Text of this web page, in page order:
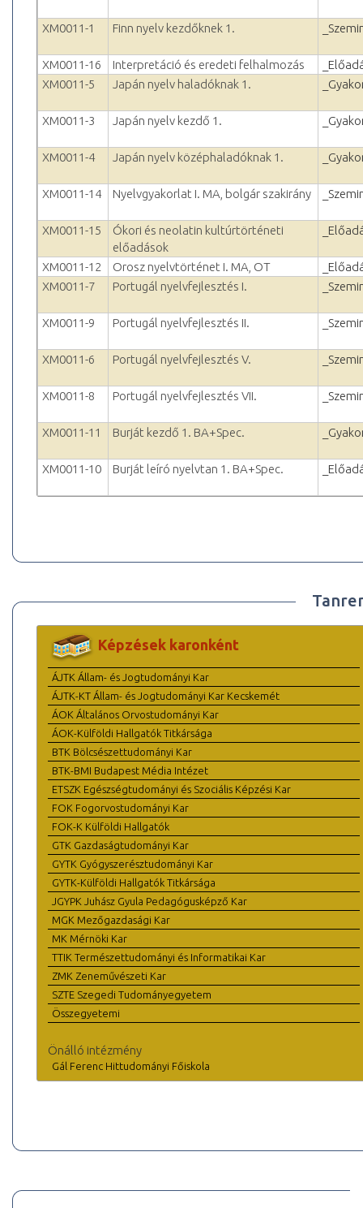
XM0011-1 Finn nyelv kezdőknek 1.
XM0011-16 Interpretáció és eredeti felhalmozás
XM0011-5
Japán nyelv haladóknak 1.
XM0011-3 Japán nyelv kezdő 1.
XM0011-4 Japán nyelv középhaladóknak 1.
XM0011-14 Nyelvgyakorlat I. MA, bolgár szakirány
XM0011-15
Ókori és neolatin kultúrtörténeti
előadások
XM0011-12 Orosz nyelvtörténet I. MA, OT
XM0011-7
Portugál nyelvfejlesztés I.
XM0011-9 Portugál nyelvfejlesztés II.
XM0011-6 Portugál nyelvfejlesztés V.
XM0011-8 Portugál nyelvfejlesztés VII.
XM0011-11 Burját kezdő 1. BA+Spec.
XM0011-10 Burját leíró nyelvtan 1. BA+Spec.
Képzések karonként
ÁJTK Állam- és Jogtudományi Kar
ÁJTK-KT Állam- és Jogtudományi Kar Kecskemét
ÁOK Általános Orvostudományi Kar
ÁOK-Külföldi Hallgatók Titkársága
BTK Bölcsészettudományi Kar
BTK-BMI Budapest Média Intézet
ETSZK Egészségtudományi és Szociális Képzési Kar
FOK Fogorvostudományi Kar
FOK-K Külföldi Hallgatók
GTK Gazdaságtudományi Kar
GYTK Gyógyszerésztudományi Kar
GYTK-Külföldi Hallgatók Titkársága
JGYPK Juhász Gyula Pedagógusképző Kar
MGK Mezőgazdasági Kar
MK Mérnöki Kar
TTIK Természettudományi és Informatikai Kar
ZMK Zeneművészeti Kar
SZTE Szegedi Tudományegyetem
Összegyetemi
Önálló intézmény
Gál Ferenc Hittudományi Főiskola